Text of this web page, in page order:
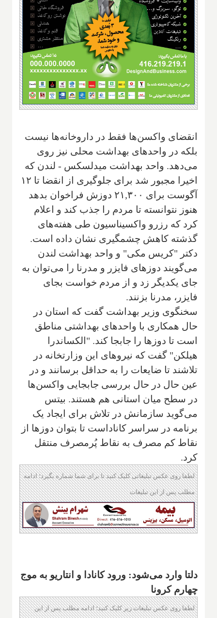
انقضای واکسن‌ها فقط در داروخانه‌ها نیست
بلکه در واحدهای بهداشت محلی نیز روی
می‌دهد. واحد بهداشت میدلسکس - لندن که
اخیرا مجبور شد برای جلوگیری از انقضا تا ۱۲
آگوست برای ۲۱,۳۰۰ دوزش فراخوان بدهد
هنوز نتوانسته تا مردم را جذب کند و اعلام
کرد که رزرو واکسیناسیون طی هفته‌های
گذشته کاهش چشمگیری نشان داده است.
دکتر "کریس مکی" و واحد بهداشت لندن
می‌گویند دوزهای فایزر و مدرنا را می‌توان به
جای یکدیگر زد و از مردم خواست بجای
فایزر، مدرنا بزنند.
سخنگوی وزیر بهداشت گفت که استان در
حال همکاری با واحدهای بهداشتی مناطق
است تا دوزها را جابجا کند. "الکساندرا
هیلکن" گفت که نیروهای این وزارتخانه در
تلاشند تا ضایعات را به حداقل برسانند و در
عین حال در حال بررسی جابجایی واکسن‌ها
در سطح میان استانی هم هستند. بیتس
می‌گوید سازمانش در تلاش برای ایجاد یک
برنامه در سراسر کاناداست تا بتوان دوزها از
نقاط کم مصرف به نقاط پُرمصرف منتقل
کرد.
لطفا روی عکس تبلیغاتی کلیک کنید تا برای شما شماره بگیرد؛ ادامه
مطلب پس از این تبلیغات
دلتا وارد می‌شود: ورود کانادا و انتاریو به موج
چهارم کرونا
لطفا روی عکس تبلیغات زیر کلیک کنید؛ ادامه مطلب پس از این